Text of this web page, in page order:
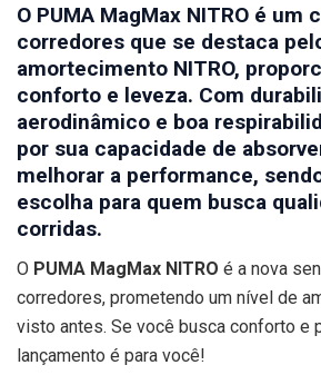
O PUMA MagMax NITRO é um
corredores que se destaca
amortecimento NITRO,
conforto e leveza. Com
aerodinâmico e boa
por sua capacidade de
melhorar a performance,
escolha para quem busca
corridas.
O PUMA MagMax NITRO é a nova
corredores, prometendo um nível de
visto antes. Se você busca conforto e
lançamento é para você!